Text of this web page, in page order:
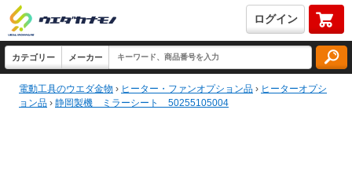
ログイン
電動工具のウエダ金物 › ヒーター・ファンオプション品 › ヒーターオプシ
ョン品 › 静岡製機 ミラーシート 50255105004